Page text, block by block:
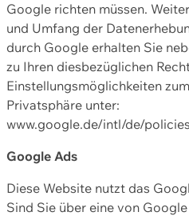
Google richten müssen.
und Umfang der
durch Google erhalten Sie
zu Ihren diesbezüglichen
Einstellungsmöglichkeiten
Privatsphäre unter:
www.google.de/intl/de/
Google Ads
Diese Website nutzt das
Sind Sie über eine von